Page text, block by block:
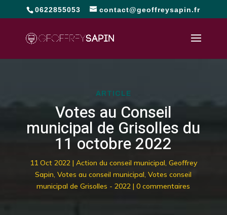
0622855053 contact@geoffreysapin.fr
ARTICLE
Votes au Conseil
municipal de Grisolles du
11 octobre 2022
11 Oct 2022| Action du conseil municipal, Geoffrey
Sapin,Votes au conseil municipal,Votes conseil
municipal de Grisolles - 2022 |0 commentaires